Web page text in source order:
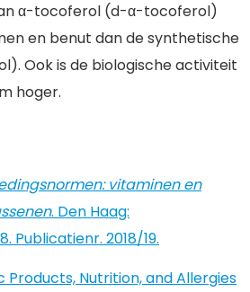
α-tocoferol (d-α-tocoferol)
en benut dan de synthetische
Ook is de biologische activiteit
hoger.
vitaminen en
. Den Haag:
Publicatienr. 2018/19.
Products, Nutrition, and Allergies